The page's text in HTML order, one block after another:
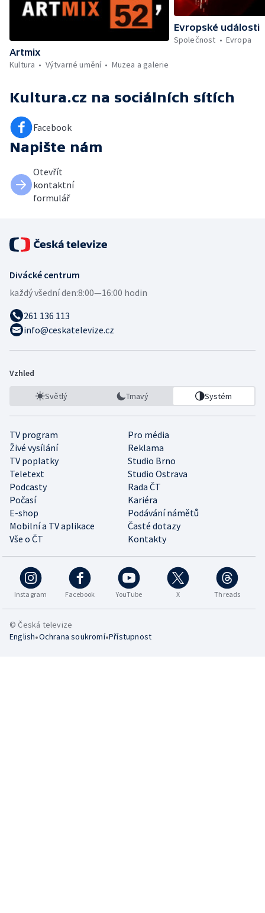
Artmix
Kultura
Výtvarné umění Muzea a galerie
Evropské události
Společnost
Evropa
Kultura.cz na sociálních sítích
Facebook
Napište nám
Otevřít
kontaktní
formulář
Divácké centrum
každý všední den:8:00—16:00 hodin
261 136 113
info@ceskatelevize.cz
Vzhled
Světlý Tmavý Systém
TV program
Pro média
Živé vysílání
Reklama
TV poplatky
Studio Brno
Teletext
Studio Ostrava
Podcasty
Rada ČT
Počasí
Kariéra
E-shop
Podávání námětů
Mobilní a TV aplikace
Časté dotazy
Vše o ČT
Kontakty
Instagram Facebook YouTube X Threads
© Česká televize
English•Ochrana soukromí•Přístupnost